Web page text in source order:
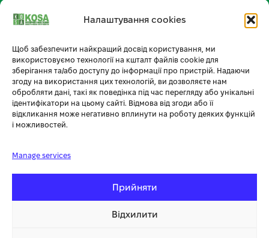
Налаштування cookies
Щоб забезпечити найкращий досвід користування, ми
використовуємо технології на кшталт файлів cookie для
зберігання та/або доступу до інформації про пристрій. Надаючи
згоду на використання цих технологій, ви дозволяєте нам
обробляти дані, такі як поведінка під час перегляду або унікальні
ідентифікатори на цьому сайті. Відмова від згоди або її
відкликання може негативно вплинути на роботу деяких функцій
і можливостей.
Manage services
Прийняти
Відхилити
+38 (096) 185-94-30
🏪 МАГАЗИН KOSA У ТЕРНОПОЛІ
вул. Бродівська, 14
🕘 Пн–Нд: 08:00–20:00 📞096 796 14 54